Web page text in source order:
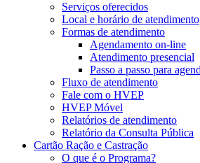
Serviços oferecidos
Local e horário de atendimento
Formas de atendimento
Agendamento on-line
Atendimento presencial
Passo a passo para
Fluxo de atendimento
Fale com o HVEP
HVEP Móvel
Relatórios de atendimento
Relatório da Consulta Pública
Cartão Ração e Castração
O que é o Programa?